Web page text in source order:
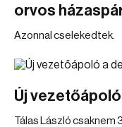
orvos
Azonnal cselekedtek.
Új
Tálas László